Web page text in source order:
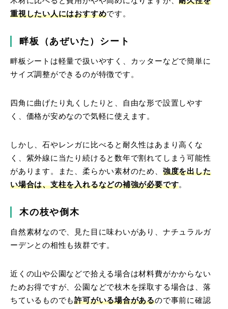
重視したい人にはおすすめです。
畔板（あぜいた）シート
畔板シートは軽量で扱いやすく、カッターなどで簡単に
サイズ調整ができるのが特徴です。
四角に曲げたり丸くしたりと、自由な形で設置しやす
く、価格が安めなので気軽に使えます。
しかし、石やレンガに比べると耐久性はあまり高くな
く、紫外線に当たり続けると数年で割れてしまう可能性
があります。また、柔らかい素材のため、 強度を出した
い場合は、支柱を入れるなどの補強が必要です。
木の枝や倒木
自然素材なので、見た目に味わいがあり、ナチュラルガ
ーデンとの相性も抜群です。
近くの山や公園などで拾える場合は材料費がかからない
ためお得ですが、公園などで枝木を採取する場合は、落
ちているものでも許可がいる場合があるので事前に確認